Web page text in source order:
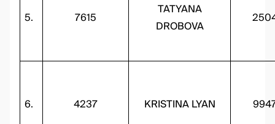
5. 7615
TATYANA
DROBOVA
6. 4237 KRISTINA LYAN